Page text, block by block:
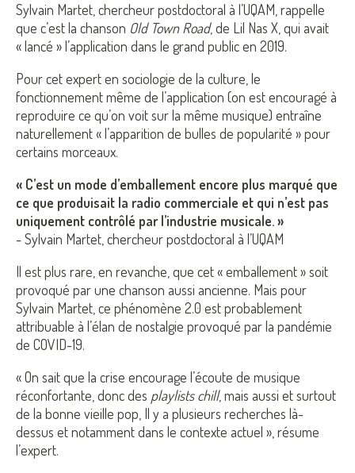
Sylvain Martet, chercheur postdoctoral à l’UQAM, rappelle
que c’est la chanson Old Town Road, de Lil Nas X, qui avait
« lancé » l’application dans le grand public en 2019.
Pour cet expert en sociologie de la culture, le
fonctionnement même de l’application (on est encouragé à
reproduire ce qu’on voit sur la même musique) entraîne
naturellement « l’apparition de bulles de popularité » pour
certains morceaux.
« C’est un mode d’emballement encore plus marqué que
ce que produisait la radio commerciale et qui n’est pas
uniquement contrôlé par l’industrie musicale. »
- Sylvain Martet, chercheur postdoctoral à l’UQAM
Il est plus rare, en revanche, que cet « emballement » soit
provoqué par une chanson aussi ancienne. Mais pour
Sylvain Martet, ce phénomène 2.0 est probablement
attribuable à l’élan de nostalgie provoqué par la pandémie
de COVID-19.
« On sait que la crise encourage l’écoute de musique
réconfortante, donc des playlists chill, mais aussi et surtout
de la bonne vieille pop, Il y a plusieurs recherches là-
dessus et notamment dans le contexte actuel », résume
l’expert.